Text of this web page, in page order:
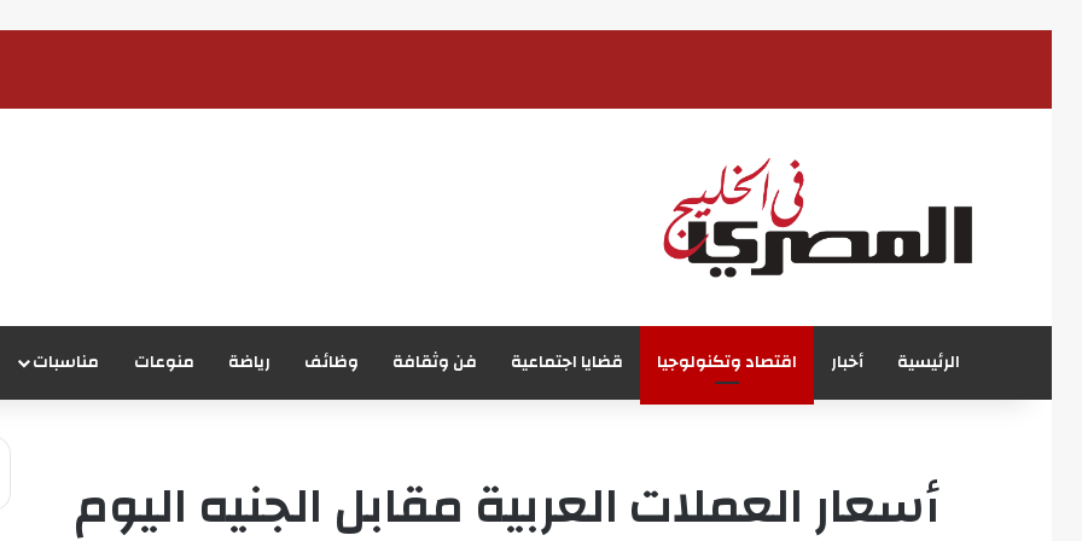
الرئيسية أخبار اقتصاد وتكنولوجيا قضايا اجتماعية فن وثقافة وظائف رياضة منوعات مناسبات
أسعار العملات العربية مقابل الجنيه اليوم